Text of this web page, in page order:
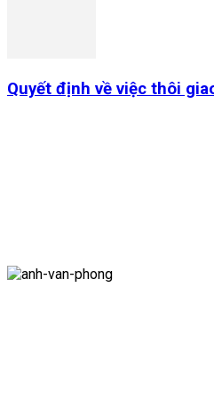
Quyết định về việc thôi